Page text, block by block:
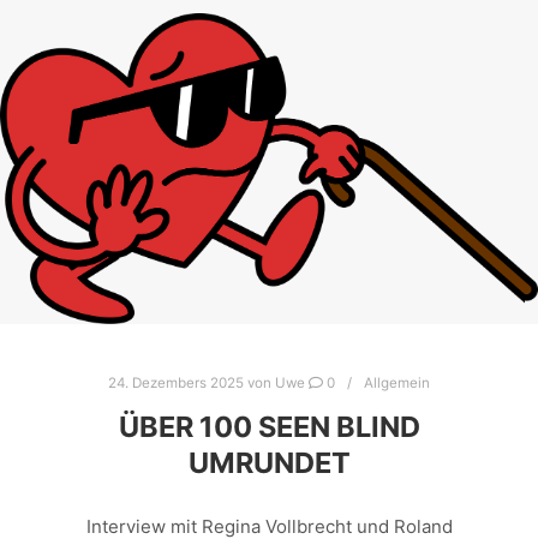
24. Dezembers 2025 von Uwe 0 Allgemein
ÜBER 100 SEEN BLIND
UMRUNDET
Interview mit Regina Vollbrecht und Roland